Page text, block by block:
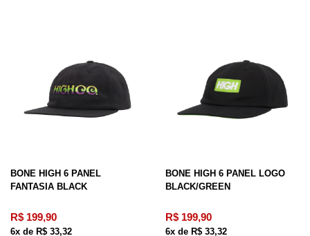
BONE HIGH 6 PANEL
FANTASIA BLACK
R$ 199,90
6x de R$ 33,32
BONE HIGH 6 PANEL LOGO
BLACK/GREEN
R$ 199,90
6x de R$ 33,32